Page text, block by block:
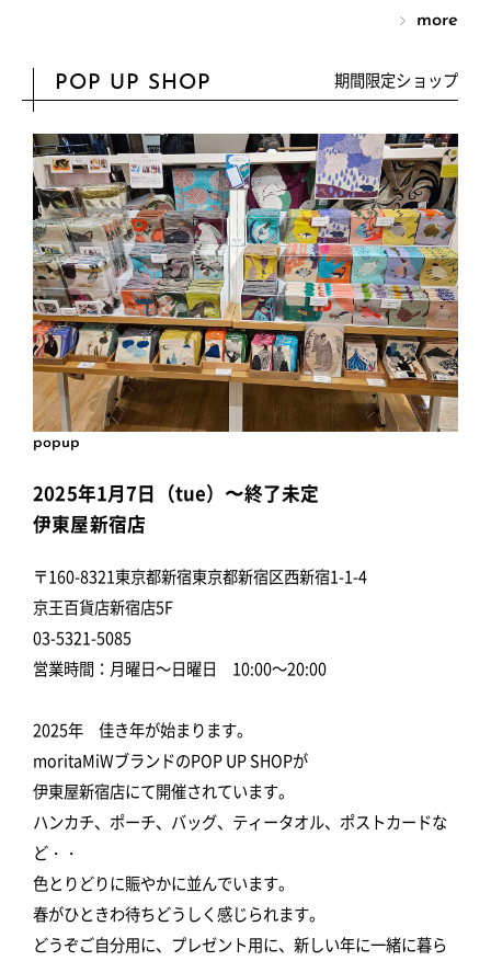
more
POP UP SHOP 期間限定ショップ
popup
2025年1月7日（tue）〜終了未定
伊東屋新宿店
〒160-8321東京都新宿東京都新宿区西新宿1-1-4
京王百貨店新宿店5F
03-5321-5085
営業時間：月曜日～日曜日 10:00～20:00
2025年 佳き年が始まります。
moritaMiWブランドのPOP UP SHOPが
伊東屋新宿店にて開催されています。
ハンカチ、ポーチ、バッグ、ティータオル、ポストカードな
ど・・
色とりどりに賑やかに並んでいます。
春がひときわ待ちどうしく感じられます。
どうぞご自分用に、プレゼント用に、新しい年に一緒に暮ら